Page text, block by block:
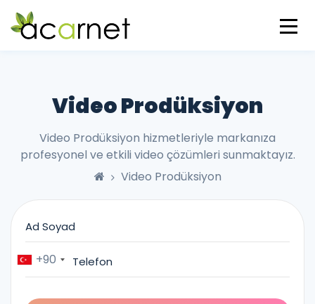
Video Prodüksiyon
Video Prodüksiyon hizmetleriyle markanıza
profesyonel ve etkili video çözümleri sunmaktayız.
Video Prodüksiyon
+90